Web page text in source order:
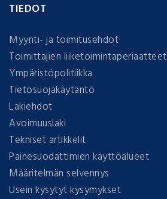
TIEDOT
Myynti- ja toimitusehdot
Toimittajien liiketoimintaperiaatteet
Ympäristöpolitiikka
Tietosuojakäytäntö
Lakiehdot
Avoimuuslaki
Tekniset artikkelit
Painesuodattimien käyttöalueet
Määritelmän selvennys
Usein kysytyt kysymykset